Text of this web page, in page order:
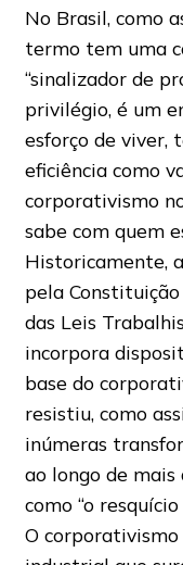
No Brasil, como
termo tem uma
“sinalizador de
privilégio, é um
esforço de viver,
eficiência como
corporativismo
sabe com quem
Historicamente,
pela
das Leis
incorpora
base do
resistiu, como
inúmeras
ao longo de mais
como “o
O